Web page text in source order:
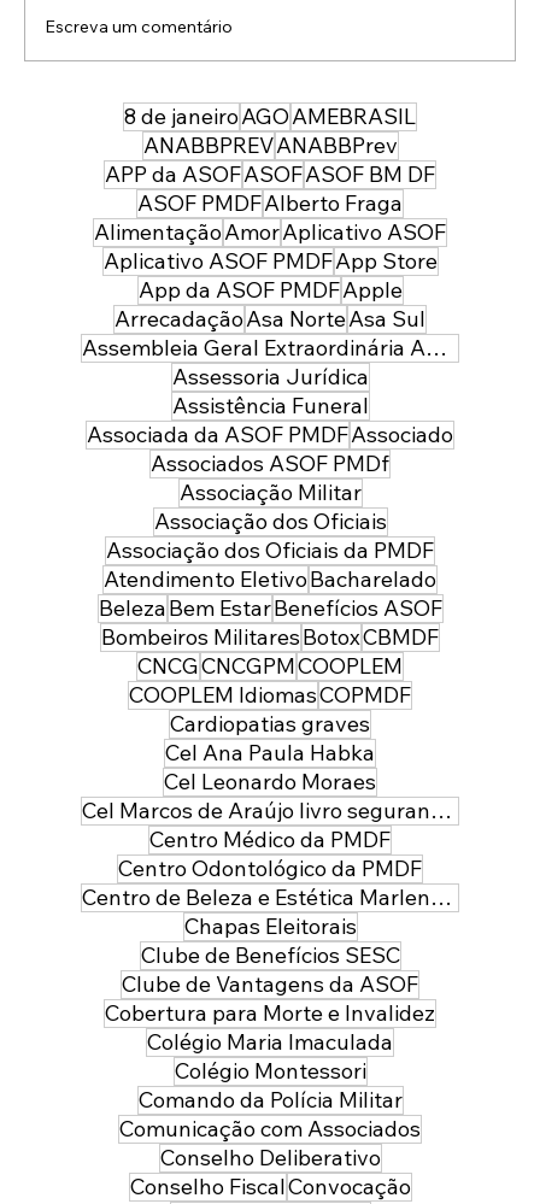
8 de janeiroAGOAMEBRASIL
ANABBPREVANABBPrev
APP da ASOFASOFASOF BM DF
ASOF PMDFAlberto Fraga
AlimentaçãoAmorAplicativo ASOF
Aplicativo ASOF PMDFApp Store
App da ASOF PMDFApple
ArrecadaçãoAsa NorteAsa Sul
Assembleia Geral Extraordinária ASOF PMDF
Assessoria Jurídica
Assistência Funeral
Associada da ASOF PMDFAssociado
Associados ASOF PMDf
Associação Militar
Associação dos Oficiais
Associação dos Oficiais da PMDF
Atendimento EletivoBacharelado
BelezaBem EstarBenefícios ASOF
Bombeiros MilitaresBotoxCBMDF
CNCGCNCGPMCOOPLEM
COOPLEM IdiomasCOPMDF
Cardiopatias graves
Cel Ana Paula Habka
Cel Leonardo Moraes
Cel Marcos de Araújo livro segurança pública
Centro Médico da PMDF
Centro Odontológico da PMDF
Centro de Beleza e Estética Marlene Leal
Chapas Eleitorais
Clube de Benefícios SESC
Clube de Vantagens da ASOF
Cobertura para Morte e Invalidez
Colégio Maria Imaculada
Colégio Montessori
Comando da Polícia Militar
Comunicação com Associados
Conselho Deliberativo
Conselho FiscalConvocação
eventos em Santa...
Escreva um comentário